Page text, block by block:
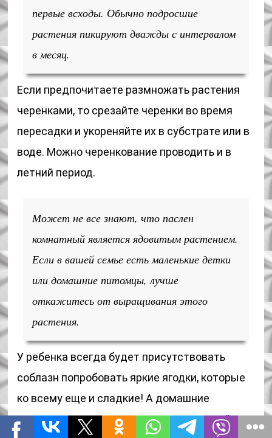
первые всходы. Обычно подросшие
растения пикируют дважды с интервалом
в месяц.
Если предпочитаете размножать растения
черенками, то срезайте черенки во время
пересадки и укореняйте их в субстрате или в
воде. Можно черенкование проводить и в
летний период.
Может не все знают, что паслен
комнатный является ядовитым растением.
Если в вашей семье есть маленькие детки
или домашние питомцы, лучше
откажитесь от выращивания этого
растения.
У ребенка всегда будет присутствовать
соблазн попробовать яркие ягодки, которые
ко всему еще и сладкие! А домашние
животные могут съесть листочек-другой